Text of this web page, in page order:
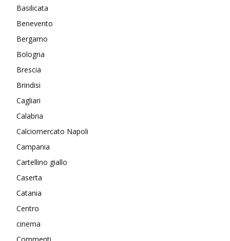
Basilicata
Benevento
Bergamo
Bologna
Brescia
Brindisi
Cagliari
Calabria
Calciomercato Napoli
Campania
Cartellino giallo
Caserta
Catania
Centro
cinema